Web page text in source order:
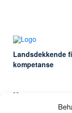
Landsdekkende
kompetanse
Meny